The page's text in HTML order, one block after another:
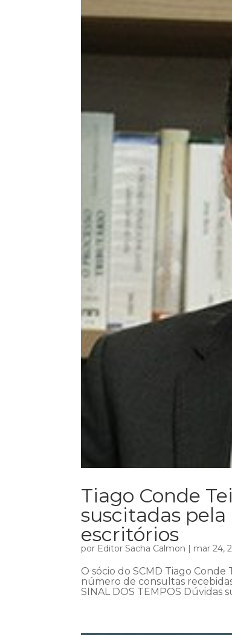
Tiago Conde
suscitadas
escritórios
por Editor Sacha Calmon | mar 24,
O sócio do SCMD Tiago
número de consultas
SINAL DOS TEMPOS Dúvidas